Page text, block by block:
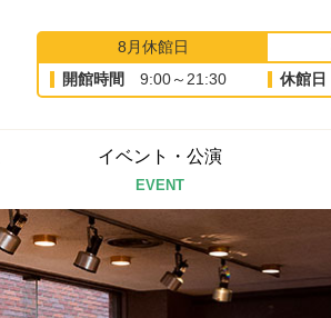
8月休館日
開館時間
9:00～21:30 休館日
イベント・公演
EVENT